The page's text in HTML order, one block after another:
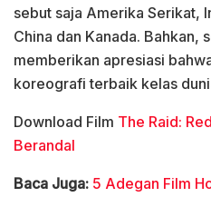
sebut saja Amerika Serikat,
China dan Kanada. Bahkan,
memberikan apresiasi
koreografi terbaik kelas
Download Film The Raid:
Berandal
Baca Juga: 5 Adegan Film